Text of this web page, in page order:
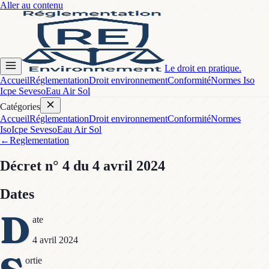
Aller au contenu
Le droit en pratique.
AccueilRéglementationDroit environnementConformitéNormes Iso
Icpe SevesoEau Air Sol
Catégories
AccueilRéglementationDroit environnementConformitéNormes
IsoIcpe SevesoEau Air Sol
←Reglementation
Décret n° 4 du 4 avril 2024
Dates
D ate
4 avril 2024
ortie